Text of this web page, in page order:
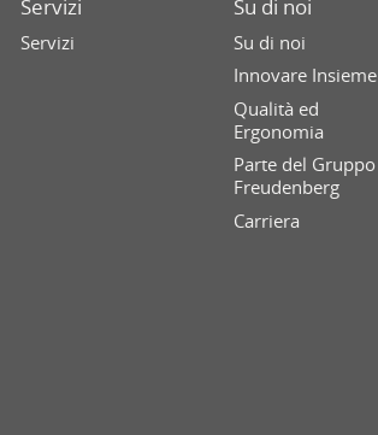
Servizi
Servizi
Su di noi
Su di noi
Innovare Insieme
Qualità ed
Ergonomia
Parte del Gruppo
Freudenberg
Carriera